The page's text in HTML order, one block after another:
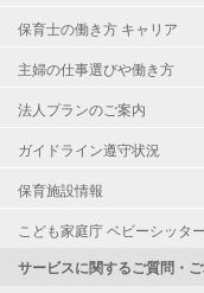
保育士の働き方 キャリア
主婦の仕事選びや働き方
法人プランのご案内
ガイドライン遵守状況
保育施設情報
こども家庭庁 ベビーシッタ
サービスに関するご質問・